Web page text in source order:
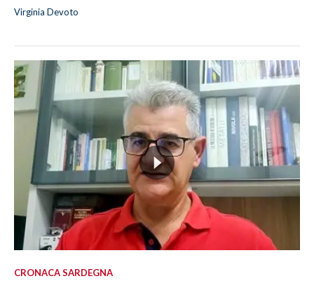
Virginia Devoto
CRONACA SARDEGNA